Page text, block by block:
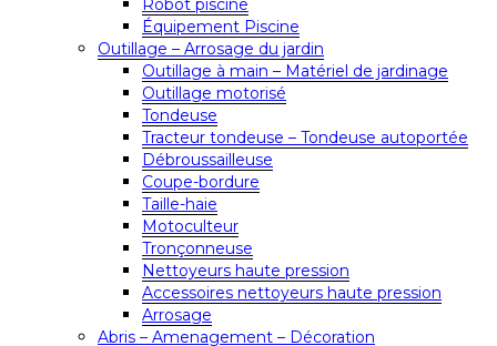
Robot piscine
Équipement Piscine
Outillage – Arrosage du jardin
Outillage à main – Matériel de jardinage
Outillage motorisé
Tondeuse
Tracteur tondeuse – Tondeuse autoportée
Débroussailleuse
Coupe-bordure
Taille-haie
Motoculteur
Tronçonneuse
Nettoyeurs haute pression
Accessoires nettoyeurs haute pression
Arrosage
Abris – Amenagement – Décoration